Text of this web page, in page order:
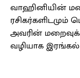
வாஹினியின்
ரசிகர்களிடமும்
அவரின்
வழியாக இரங்கல்